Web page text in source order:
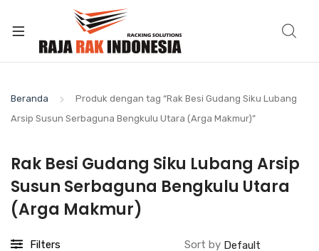
Beranda
Produk dengan tag “Rak Besi Gudang Siku Lubang
Arsip Susun Serbaguna Bengkulu Utara (Arga Makmur)”
Rak Besi Gudang Siku Lubang Arsip
Susun Serbaguna Bengkulu Utara
(Arga Makmur)
Filters Sort by